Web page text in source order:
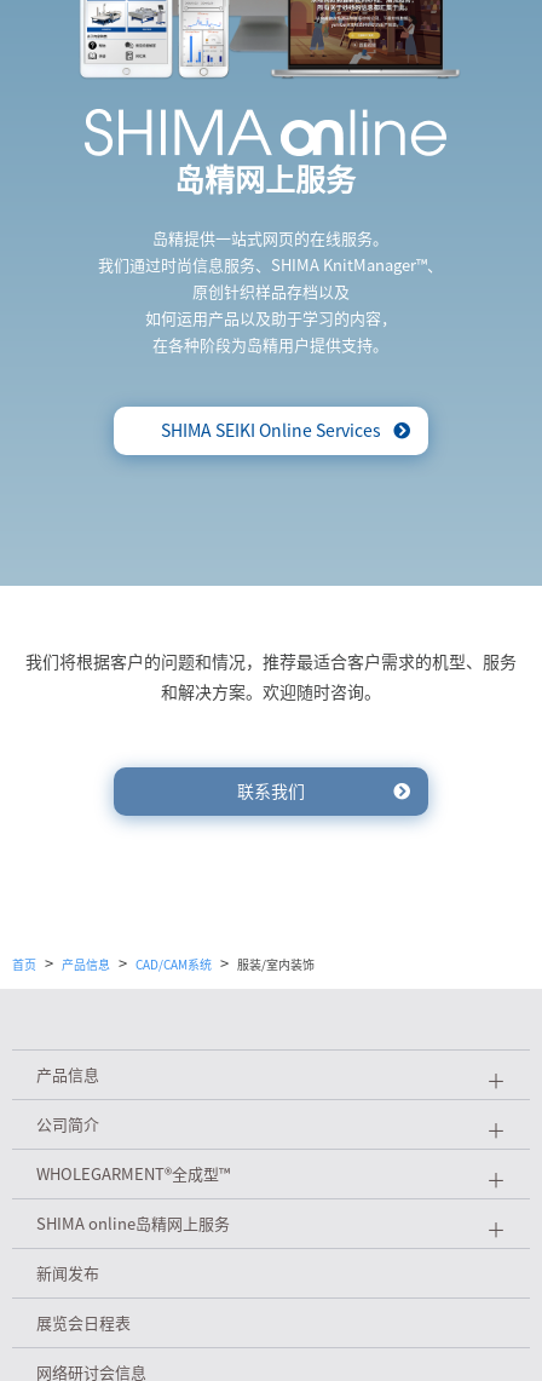
岛精网上服务
岛精提供一站式网页的在线服务。
我们通过时尚信息服务、SHIMA KnitManager™、
原创针织样品存档以及
如何运用产品以及助于学习的内容，
在各种阶段为岛精用户提供支持。
SHIMA SEIKI Online Services
我们将根据客户的问题和情况，推荐最适合客户需求的机型、服务
和解决方案。欢迎随时咨询。
联系我们
首页 > 产品信息 > CAD/CAM系统 > 服装/室内装饰
产品信息 ＋
公司简介 ＋
WHOLEGARMENT®全成型™ ＋
SHIMA online岛精网上服务 ＋
新闻发布
展览会日程表
网络研讨会信息